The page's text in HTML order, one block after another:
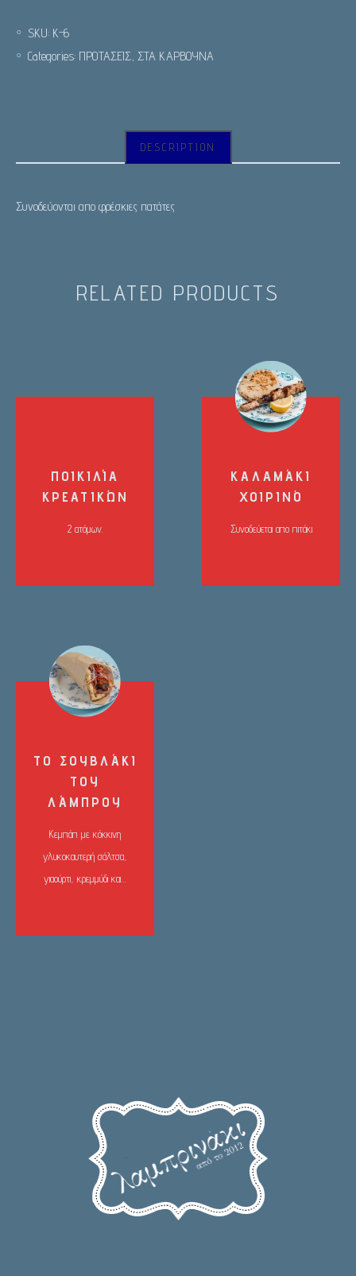
SKU: Κ-6
Categories: ΠΡΟΤΑΣΕΙΣ ΣΤΑ ΚΑΡΒΟΥΝΑ
DESCRIPTION
Συνοδεύονται απο φρέσκιες πατάτες
RELATED PRODUCTS
ΠΟΙΚΙΛΊΑ
ΚΡΕΑΤΙΚΏΝ
2 ατόμων.
ΚΑΛΑΜΆΚΙ
ΧΟΙΡΙΝΌ
Συνοδεύεται απο πιτάκι
ΤΟ ΣΟΥΒΛΆΚΙ
ΤΟΥ
ΛΆΜΠΡΟΥ
Κεμπάπ με κόκκινη
γλυκοκαυτερή σάλτσα,
γιαούρτι, κρεμμύδι και…